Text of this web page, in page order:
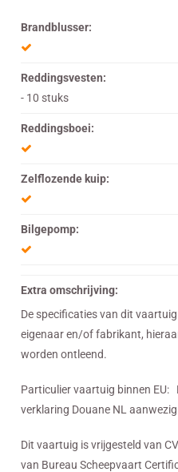
Brandblusser:
Reddingsvesten:
- 10 stuks
Reddingsboei:
Zelflozende kuip:
Bilgepomp:
Extra omschrijving:
De specificaties van dit
eigenaar en/of fabrikant,
worden ontleend.
Particulier vaartuig binnen
verklaring Douane NL
Dit vaartuig is vrijgesteld van
van Bureau Scheepvaart